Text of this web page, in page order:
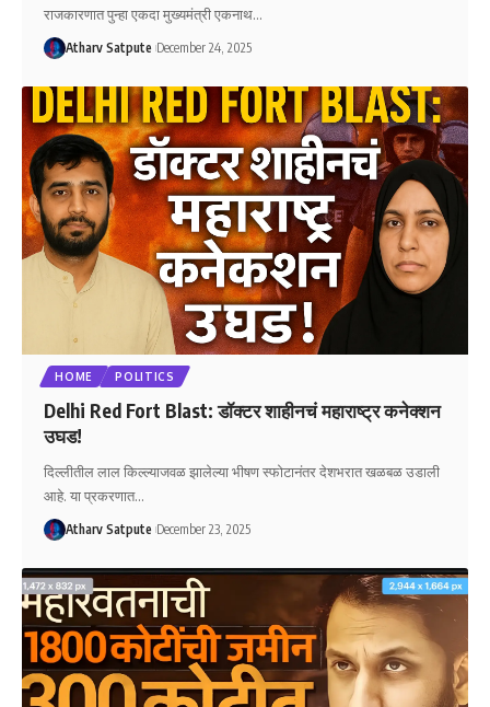
राजकारणात पुन्हा एकदा मुख्यमंत्री एकनाथ…
Atharv Satpute December 24, 2025
HOME POLITICS
Delhi Red Fort Blast: डॉक्टर शाहीनचं महाराष्ट्र कनेक्शन
उघड!
दिल्लीतील लाल किल्ल्याजवळ झालेल्या भीषण स्फोटानंतर देशभरात खळबळ उडाली
आहे. या प्रकरणात…
Atharv Satpute December 23, 2025